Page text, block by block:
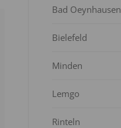
Bad Oeynhausen
Bielefeld
Minden
Lemgo
Rinteln